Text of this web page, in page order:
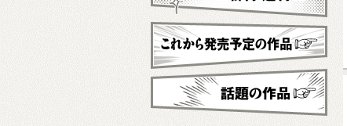
新刊・近刊
これから発売予定